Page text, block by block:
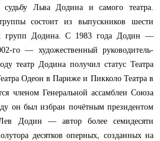
Льва Додина и самого театра.
состоит из выпускников шести
групп Додина. С 1983 года Додин —
го — художественный руководитель-
театр Додина получил статус Театра
Одеон в Париже и Пикколо Театра в
членом Генеральной ассамблеи Союза
он был избран почётным президентом
Додин — автор более семидесяти
десятков оперных, созданных на